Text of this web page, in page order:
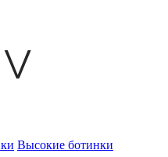
Высокие ботинки